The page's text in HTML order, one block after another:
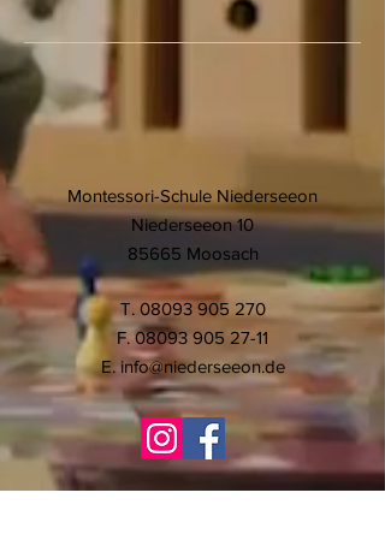
Montessori-Schule Niederseeon
Niederseeon 10
85665 Moosach
T. 08093 905 270
F. 08093 905 27-11
E.info@niederseeon.de